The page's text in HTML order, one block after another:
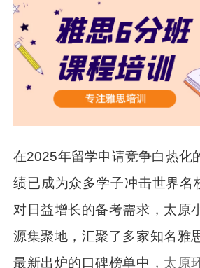
在2025年留学申请竞争白热化
绩已成为众多学子冲击世界名
对日益增长的备考需求，太原
源集聚地，汇聚了多家知名雅
最新出炉的口碑榜单中， 太原